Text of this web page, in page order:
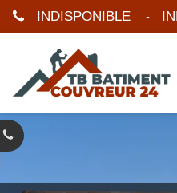
INDISPONIBLE -